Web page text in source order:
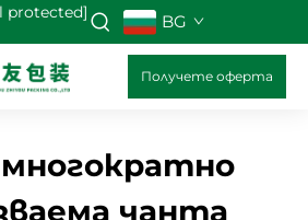
protected] BG
Получете оферта
чанта